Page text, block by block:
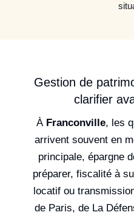
Gestion de
clarifier
À Franconville, les
arrivent souvent en
principale, épargne
préparer, fiscalité à
locatif ou
de Paris, de La